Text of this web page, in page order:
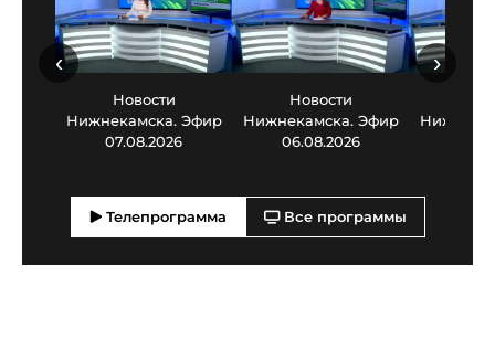
Новости
Нижнекамска. Эфир
07.08.2026
Новости
Нижнекамска. Эфир
06.08.2026
‹ ›
Телепрограмма Все программы